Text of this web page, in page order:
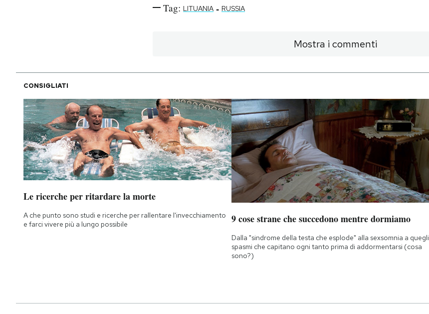
Tag: LITUANIA - RUSSIA
Mostra i commenti
CONSIGLIATI
Le ricerche per ritardare la morte
A che punto sono studi e ricerche per rallentare l'invecchiamento
e farci vivere più a lungo possibile
9 cose strane che succedono mentre dormiamo
Dalla "sindrome della testa che esplode" alla sexsomnia a quegli
spasmi che capitano ogni tanto prima di addormentarsi (cosa
sono?)